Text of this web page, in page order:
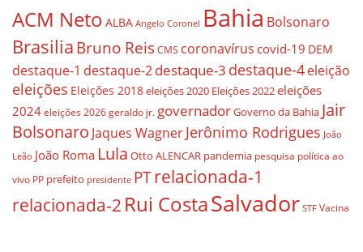
ACM Neto ALBA Angelo Coronel Bahia Bolsonaro
BrasiliaBruno ReisCMS coronavírus covid-19 DEM
destaque-1 destaque-2destaque-3 destaque-4eleição
eleições Eleições 2018eleições 2020 Eleições 2022eleições
2024 eleições 2026 geraldo jr. governadorGoverno da Bahia Jair
Bolsonaro Jaques WagnerJerônimo Rodrigues João
Leão João Roma Lula Otto ALENCAR pandemia pesquisa política ao
vivo PP prefeito presidente PTrelacionada-1
relacionada-2 Rui CostaSalvador STF Vacina